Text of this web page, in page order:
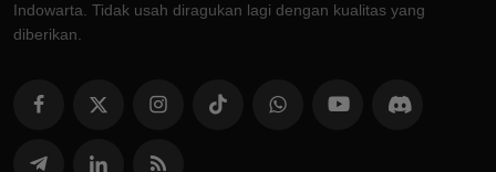
Indowarta. Tidak usah diragukan lagi dengan kualitas yang
diberikan.